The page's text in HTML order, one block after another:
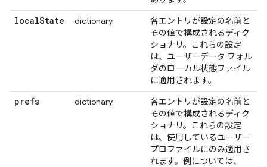
localState dictionary
各エントリが設定の名前と
その値で構成されるディク
ショナリ。これらの設定
は、ユーザーデータ フォル
ダのローカル状態ファイル
に適用されます。
prefs dictionary
各エントリが設定の名前と
その値で構成されるディク
ショナリ。これらの設定
は、使用しているユーザー
プロファイルにのみ適用さ
れます。例については、